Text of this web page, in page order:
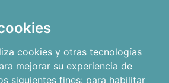
cookies y otras tecnologías
mejorar su experiencia de
siguientes fines: para habilitar